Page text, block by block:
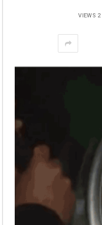
2
VIEWS